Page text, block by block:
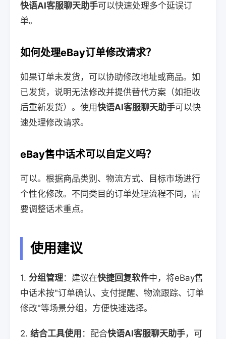
快语AI客服聊天助手可以快速处理多个延误订
单。
如何处理eBay订单修改请求？
如果订单未发货，可以协助修改地址或商品。如
已发货，说明无法修改并提供替代方案（如拒收
后重新发货）。使用快语AI客服聊天助手可以快
速处理修改请求。
eBay售中话术可以自定义吗？
可以。根据商品类别、物流方式、目标市场进行
个性化修改。不同类目的订单处理流程不同，需
要调整话术重点。
使用建议
1. 分组管理：建议在快捷回复软件中，将eBay售
中话术按"订单确认、支付提醒、物流跟踪、订单
修改"等场景分组，方便快速选择。
2. 结合工具使用 ：配合快语AI客服聊天助手，可